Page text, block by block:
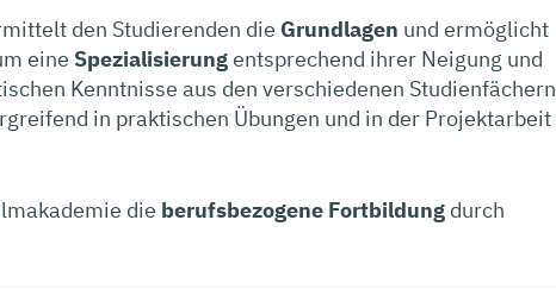
den Studierenden die Grundlagen und ermöglicht
eine Spezialisierungentsprechend ihrer Neigung und
Kenntnisse aus den verschiedenen Studienfächern
in praktischen Übungen und in der Projektarbeit
die berufsbezogene Fortbildung durch